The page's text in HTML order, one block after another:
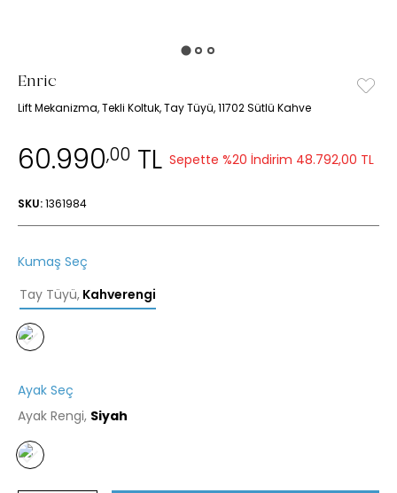
Enric
Lift Mekanizma, Tekli Koltuk, Tay Tüyü, 11702 Sütlü Kahve
60.990,00 TL Sepette %20 İndirim 48.792,00 TL
SKU:1361984
Kumaş Seç
Tay Tüyü, Kahverengi
Ayak Seç
Ayak Rengi, Siyah